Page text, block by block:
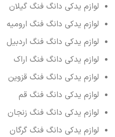
لوازم یدکی دانگ فنگ گیلان
لوازم یدکی دانگ فنگ ارومیه
لوازم یدکی دانگ فنگ اردبیل
لوازم یدکی دانگ فنگ اراک
لوازم یدکی دانگ فنگ قزوین
لوازم یدکی دانگ فنگ قم
لوازم یدکی دانگ فنگ زنجان
لوازم یدکی دانگ فنگ گرگان